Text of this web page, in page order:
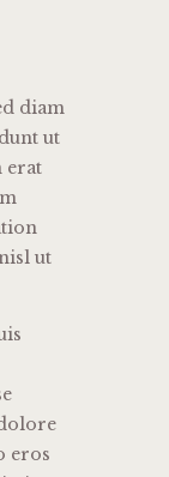
diam
ut
erat
ut
eros